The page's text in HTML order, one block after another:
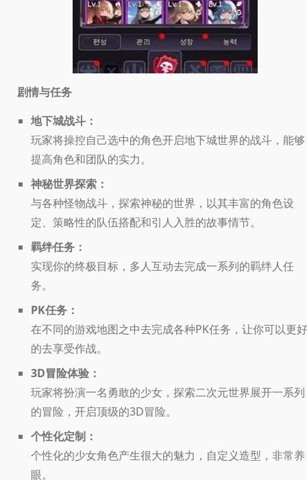
剧情与任务
地下城战斗：
玩家将操控自己选中的角色开启地下城世界的战斗，能够
提高角色和团队的实力。
神秘世界探索：
与各种怪物战斗，探索神秘的世界，以其丰富的角色设
定、策略性的队伍搭配和引人入胜的故事情节。
羁绊任务：
实现你的终极目标，多人互动去完成一系列的羁绊人任
务。
PK任务：
在不同的游戏地图之中去完成各种PK任务，让你可以更好
的去享受作战。
3D冒险体验：
玩家将扮演一名勇敢的少女，探索二次元世界展开一系列
的冒险，开启顶级的3D冒险。
个性化定制：
个性化的少女角色产生很大的魅力，自定义造型，非常养
眼。